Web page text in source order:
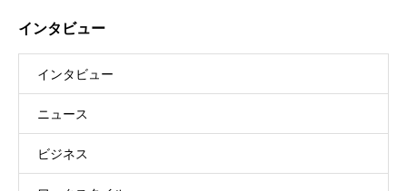
インタビュー
インタビュー
ニュース
ビジネス